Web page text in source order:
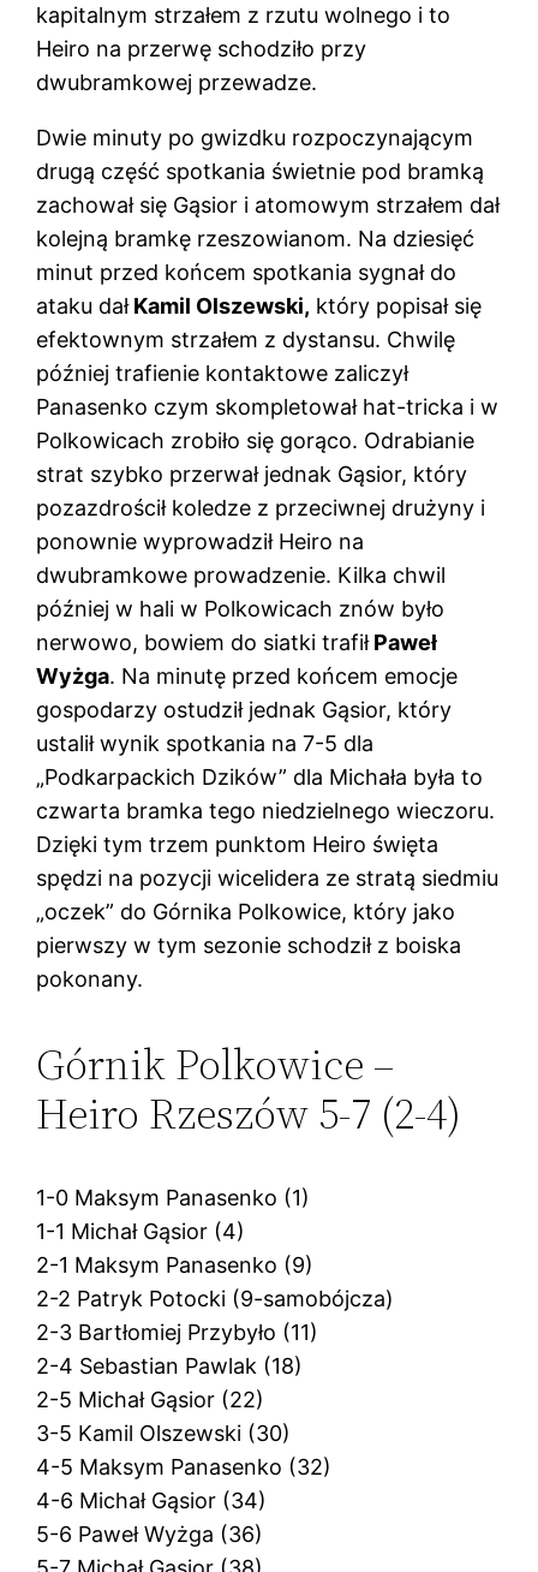
kapitalnym strzałem z rzutu wolnego i to
Heiro na przerwę schodziło przy
dwubramkowej przewadze.
Dwie minuty po gwizdku rozpoczynającym
drugą część spotkania świetnie pod bramką
zachował się Gąsior i atomowym strzałem dał
kolejną bramkę rzeszowianom. Na dziesięć
minut przed końcem spotkania sygnał do
ataku dałKamil Olszewski, który popisał się
efektownym strzałem z dystansu. Chwilę
później trafienie kontaktowe zaliczył
Panasenko czym skompletował hat-tricka i w
Polkowicach zrobiło się gorąco. Odrabianie
strat szybko przerwał jednak Gąsior, który
pozazdrościł koledze z przeciwnej drużyny i
ponownie wyprowadził Heiro na
dwubramkowe prowadzenie. Kilka chwil
później w hali w Polkowicach znów było
nerwowo, bowiem do siatki trafiłPaweł
Wyżga. Na minutę przed końcem emocje
gospodarzy ostudził jednak Gąsior, który
ustalił wynik spotkania na 7-5 dla
„Podkarpackich Dzików” dla Michała była to
czwarta bramka tego niedzielnego wieczoru.
Dzięki tym trzem punktom Heiro święta
spędzi na pozycji wicelidera ze stratą siedmiu
„oczek” do Górnika Polkowice, który jako
pierwszy w tym sezonie schodził z boiska
pokonany.
Górnik Polkowice –
Heiro Rzeszów 5-7 (2-4)
1-0 Maksym Panasenko (1)
1-1 Michał Gąsior (4)
2-1 Maksym Panasenko (9)
2-2 Patryk Potocki (9-samobójcza)
2-3 Bartłomiej Przybyło (11)
2-4 Sebastian Pawlak (18)
2-5 Michał Gąsior (22)
3-5 Kamil Olszewski (30)
4-5 Maksym Panasenko (32)
4-6 Michał Gąsior (34)
5-6 Paweł Wyżga (36)